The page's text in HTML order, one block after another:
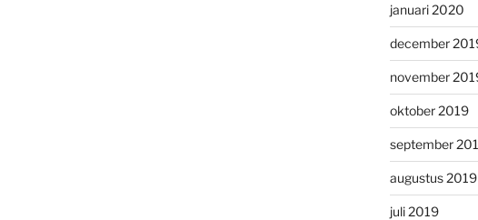
januari 2020
december
november
oktober 2019
september
augustus 2019
juli 2019